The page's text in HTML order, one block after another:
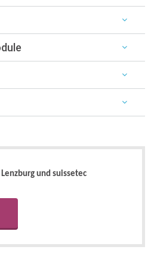
und suissetec